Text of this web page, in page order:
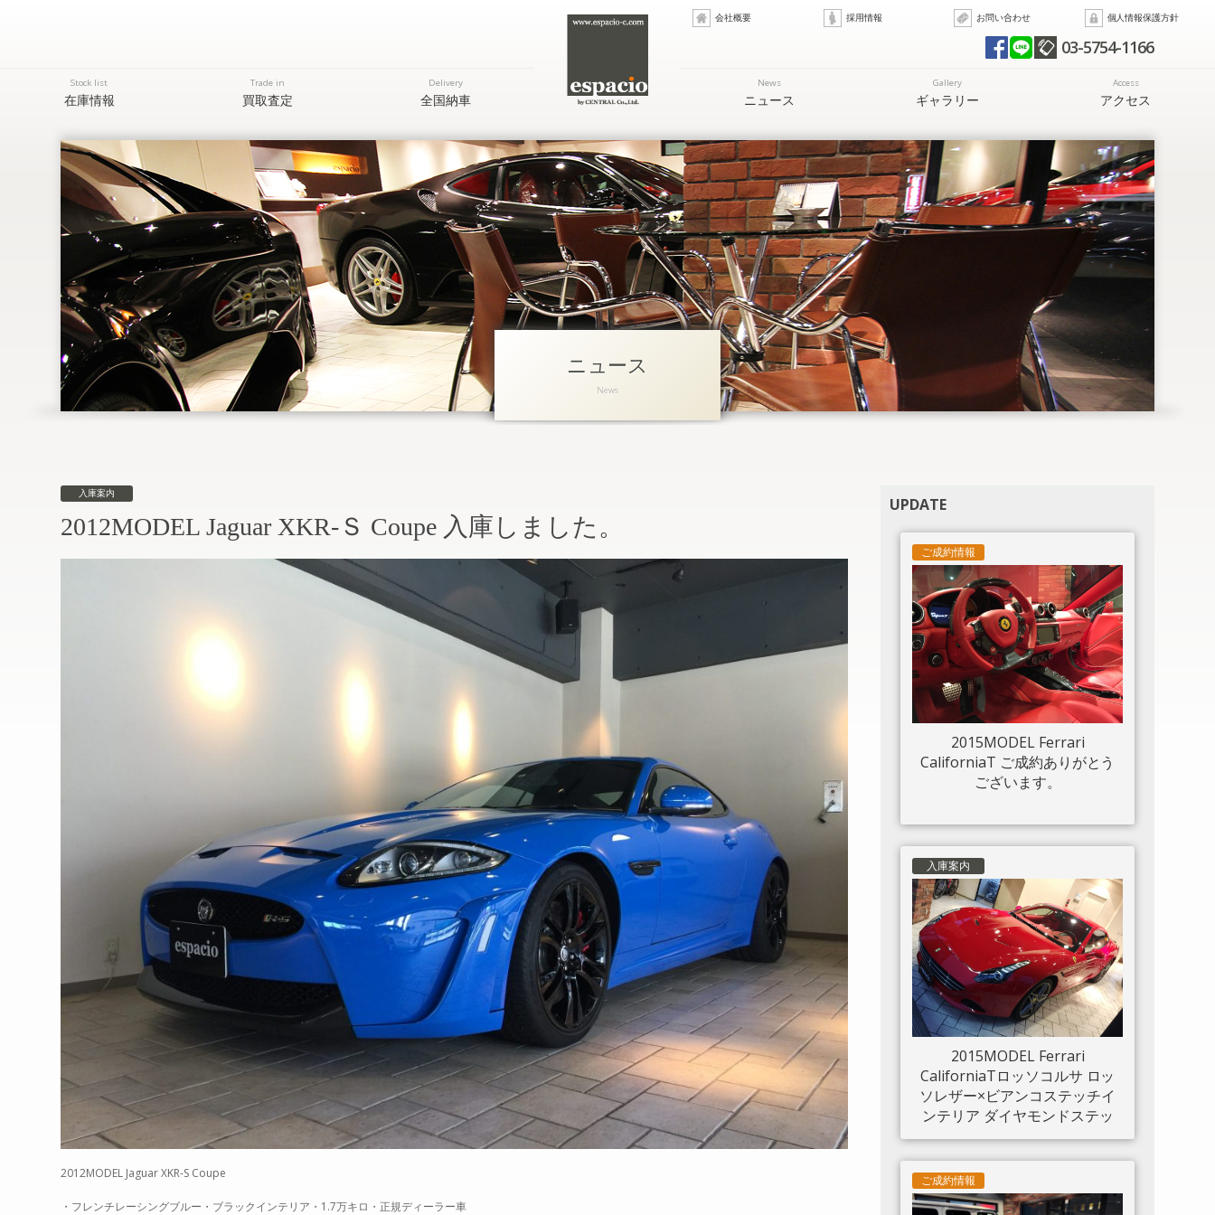
会社概要 採用情報 お問い合わせ 個人情報保護方針
03-5754-1166
Stock list
在庫情報
Trade in
買取査定
Delivery
全国納車
News
ニュース
Gallery
ギャラリー
Access
アクセス
ニュース
News
入庫案内
2012MODEL Jaguar XKR-Ｓ Coupe 入庫しました。
2012MODEL Jaguar XKR-S Coupe
・フレンチレーシングブルー・ブラックインテリア・1.7万キロ・正規ディーラー車
UPDATE
ご成約情報
2015MODEL Ferrari
CaliforniaT ご成約ありがとう
ございます。
入庫案内
2015MODEL Ferrari
CaliforniaTロッソコルサ ロッ
ソレザー×ビアンコステッチイ
ンテリア ダイヤモンドステッ
チシート LED付きカーボンド
ライバーゾーン カーボンセン
タートンネル ダッシュボード
インサートパネル×カーボン ク
ご成約情報